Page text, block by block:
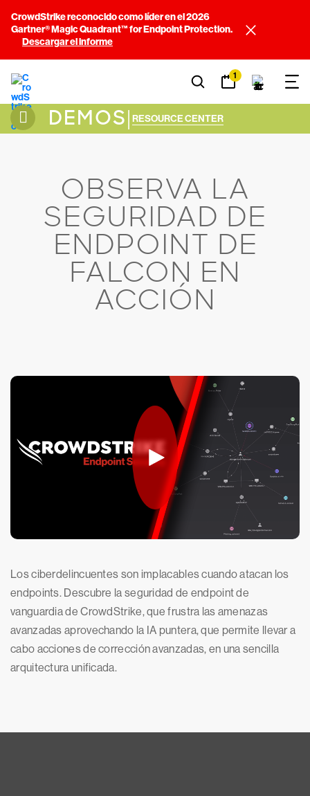
CrowdStrike reconocido como líder en el 2026
Gartner® Magic Quadrant™ for Endpoint Protection.
Descargar el informe
1
DEMOS| RESOURCE CENTER
OBSERVA LA
SEGURIDAD DE
ENDPOINT DE
FALCON EN
ACCIÓN
Los ciberdelincuentes son implacables cuando atacan los
endpoints. Descubre la seguridad de endpoint de
vanguardia de CrowdStrike, que frustra las amenazas
avanzadas aprovechando la IA puntera, que permite llevar a
cabo acciones de corrección avanzadas, en una sencilla
arquitectura unificada.